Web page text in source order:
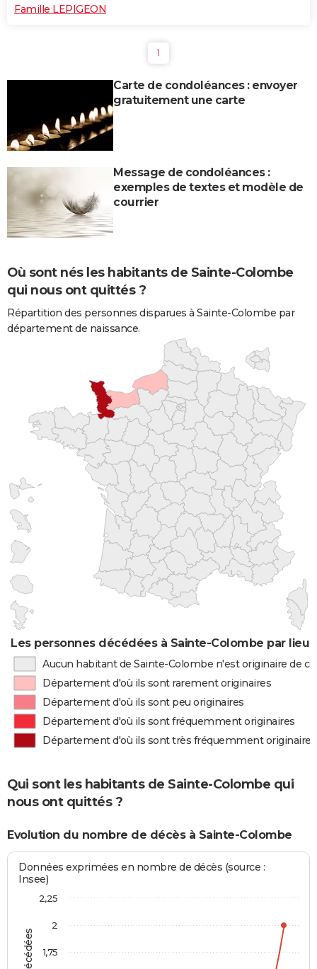
Famille LEPIGEON
1
Carte de condoléances : envoyer
gratuitement une carte
Message de condoléances :
exemples de textes et modèle de
courrier
Où sont nés les habitants de Sainte-Colombe
qui nous ont quittés ?
Répartition des personnes disparues à Sainte-Colombe par
département de naissance.
Les personnes décédées à Sainte-Colombe par lieu
Aucun habitant de Sainte-Colombe n'est originaire de
Département d'où ils sont rarement originaires
Département d'où ils sont peu originaires
Département d'où ils sont fréquemment originaires
Département d'où ils sont très fréquemment originaires
Qui sont les habitants de Sainte-Colombe qui
nous ont quittés ?
Evolution du nombre de décès à Sainte-Colombe
Données exprimées en nombre de décès (source :
Insee)
1,75
2
2,25